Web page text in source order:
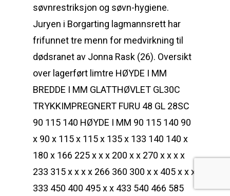
søvnrestriksjon og søvn-hygiene.
Juryen i Borgarting lagmannsrett har
frifunnet tre menn for medvirkning til
dødsranet av Jonna Rask (26). Oversikt
over lagerført limtre HØYDE I MM
BREDDE I MM GLATTHØVLET GL30C
TRYKKIMPREGNERT FURU 48 GL 28SC
90 115 140 HØYDE I MM 90 115 140 90
x 90 x 115 x 115 x 135 x 133 140 140 x
180 x 166 225 x x x 200 x x 270 x x x x
233 315 x x x x 266 360 300 x x 405 x x x
333 450 400 495 x x 433 540 466 585